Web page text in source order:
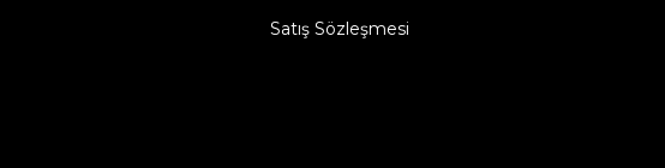
Satış Sözleşmesi